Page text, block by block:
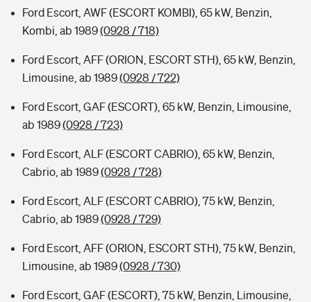
Ford Escort, AWF (ESCORT KOMBI), 65 kW, Benzin,
Kombi, ab 1989(0928 / 718)
Ford Escort, AFF (ORION, ESCORT STH), 65 kW, Benzin,
Limousine, ab 1989(0928 / 722)
Ford Escort, GAF (ESCORT), 65 kW, Benzin, Limousine,
ab 1989(0928 / 723)
Ford Escort, ALF (ESCORT CABRIO), 65 kW, Benzin,
Cabrio, ab 1989(0928 / 728)
Ford Escort, ALF (ESCORT CABRIO), 75 kW, Benzin,
Cabrio, ab 1989(0928 / 729)
Ford Escort, AFF (ORION, ESCORT STH), 75 kW, Benzin,
Limousine, ab 1989(0928 / 730)
Ford Escort, GAF (ESCORT), 75 kW, Benzin, Limousine,